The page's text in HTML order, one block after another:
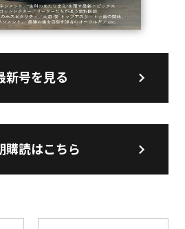
新号を見る
購読はこちら